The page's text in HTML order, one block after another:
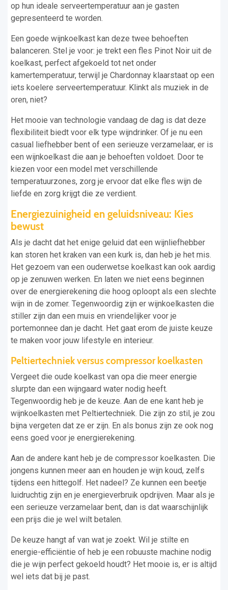
op hun ideale serveertemperatuur aan je gasten
gepresenteerd te worden.
Een goede wijnkoelkast kan deze twee behoeften
balanceren. Stel je voor: je trekt een fles Pinot Noir uit de
koelkast, perfect afgekoeld tot net onder
kamertemperatuur, terwijl je Chardonnay klaarstaat op een
iets koelere serveertemperatuur. Klinkt als muziek in de
oren, niet?
Het mooie van technologie vandaag de dag is dat deze
flexibiliteit biedt voor elk type wijndrinker. Of je nu een
casual liefhebber bent of een serieuze verzamelaar, er is
een wijnkoelkast die aan je behoeften voldoet. Door te
kiezen voor een model met verschillende
temperatuurzones, zorg je ervoor dat elke fles wijn de
liefde en zorg krijgt die ze verdient.
Energiezuinigheid en geluidsniveau: Kies
bewust
Als je dacht dat het enige geluid dat een wijnliefhebber
kan storen het kraken van een kurk is, dan heb je het mis.
Het gezoem van een ouderwetse koelkast kan ook aardig
op je zenuwen werken. En laten we niet eens beginnen
over de energierekening die hoog oploopt als een slechte
wijn in de zomer. Tegenwoordig zijn er wijnkoelkasten die
stiller zijn dan een muis en vriendelijker voor je
portemonnee dan je dacht. Het gaat erom de juiste keuze
te maken voor jouw lifestyle en interieur.
Peltiertechniek versus compressor koelkasten
Vergeet die oude koelkast van opa die meer energie
slurpte dan een wijngaard water nodig heeft.
Tegenwoordig heb je de keuze. Aan de ene kant heb je
wijnkoelkasten met Peltiertechniek. Die zijn zo stil, je zou
bijna vergeten dat ze er zijn. En als bonus zijn ze ook nog
eens goed voor je energierekening.
Aan de andere kant heb je de compressor koelkasten. Die
jongens kunnen meer aan en houden je wijn koud, zelfs
tijdens een hittegolf. Het nadeel? Ze kunnen een beetje
luidruchtig zijn en je energieverbruik opdrijven. Maar als je
een serieuze verzamelaar bent, dan is dat waarschijnlijk
een prijs die je wel wilt betalen.
De keuze hangt af van wat je zoekt. Wil je stilte en
energie-efficiëntie of heb je een robuuste machine nodig
die je wijn perfect gekoeld houdt? Het mooie is, er is altijd
wel iets dat bij je past.